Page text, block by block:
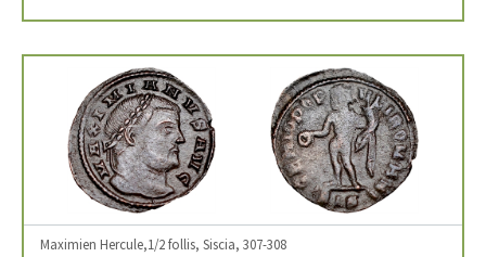
Maximien Hercule,1/2 follis, Siscia, 307-308